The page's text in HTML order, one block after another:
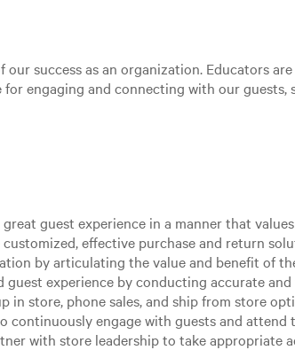
success as an organization. Educators
for engaging and connecting with our
guest experience in a manner that values
customized, effective purchase and return
by articulating the value and benefit of
guest experience by conducting accurate
in store, phone sales, and ship from store
continuously engage with guests and attend
with store leadership to take appropriate